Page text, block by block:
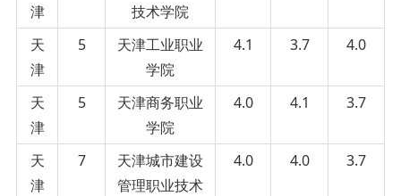
津
技术学院
天
津
5
天津工业职业
学院
4.1 3.7 4.0
天
津
5
天津商务职业
学院
4.0 4.1 3.7
天
津
7
天津城市建设
管理职业技术
4.0 4.0 3.7